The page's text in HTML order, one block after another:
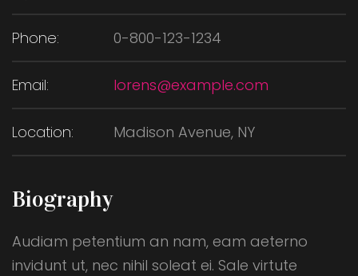
Phone: 0-800-123-1234
Email: lorens@example.com
Location: Madison Avenue, NY
Biography
Audiam petentium an nam, eam aeterno
invidunt ut, nec nihil soleat ei. Sale virtute